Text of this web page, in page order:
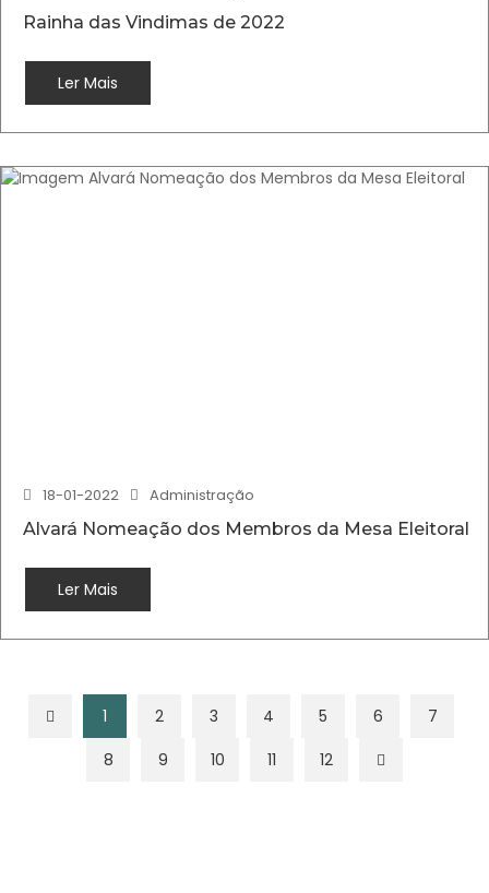
Rainha das Vindimas de 2022
Ler Mais
18-01-2022
Administração
Alvará Nomeação dos Membros da Mesa Eleitoral
Ler Mais
1 2 3 4 5 6
7
8
9 10 11 12